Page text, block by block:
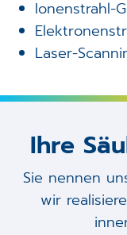
Ionenstrahl-
Laser-
Ihre
Sie nennen
wir